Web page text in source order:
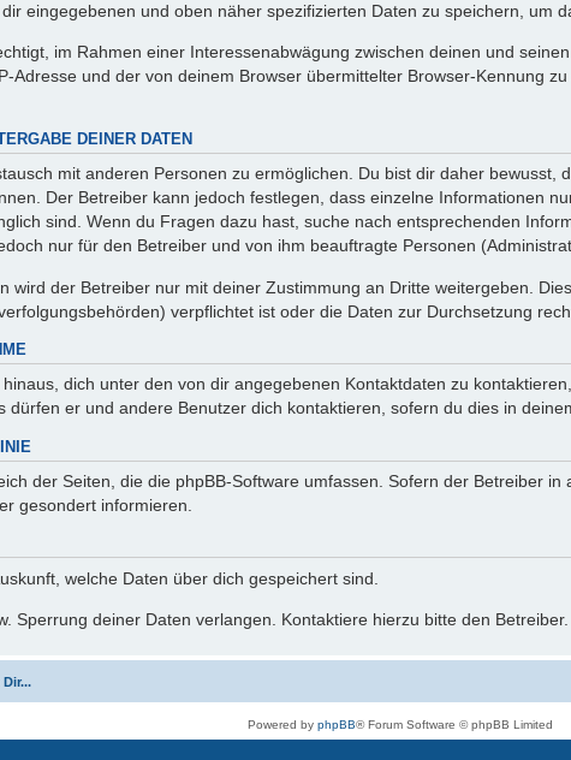
eingegebenen und oben näher spezifizierten Daten zu speichern, um
im Rahmen einer Interessenabwägung zwischen deinen und
Adresse und der von deinem Browser übermittelter Browser-Kennung
DEINER DATEN
mit anderen Personen zu ermöglichen. Du bist dir daher
Der Betreiber kann jedoch festlegen, dass einzelne Informationen
sind. Wenn du Fragen dazu hast, suche nach entsprechenden
nur für den Betreiber und von ihm beauftragte Personen
wird der Betreiber nur mit deiner Zustimmung an Dritte weitergeben.
verpflichtet ist oder die Daten zur Durchsetzung
dich unter den von dir angegebenen Kontaktdaten zu
dürfen er und andere Benutzer dich kontaktieren, sofern du dies in
der Seiten, die die phpBB-Software umfassen. Sofern der Betreiber
gesondert informieren.
welche Daten über dich gespeichert sind.
Sperrung deiner Daten verlangen. Kontaktiere hierzu bitte den Betreiber.
Powered by phpBB® Forum Software © phpBB Limited